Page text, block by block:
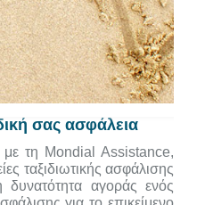
σας ασφάλεια
τη Mondial Assistance,
ταξιδιωτικής ασφάλισης
αγοράς ενός